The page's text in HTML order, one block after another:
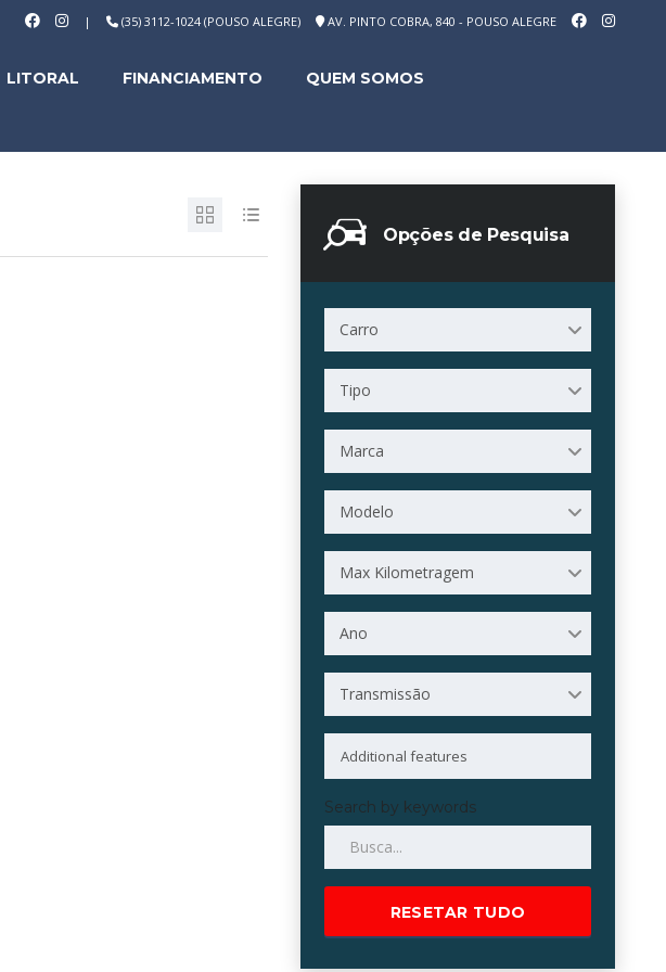
| (35) 3112-1024 (POUSO ALEGRE) AV. PINTO COBRA, 840 - POUSO ALEGRE
LITORAL FINANCIAMENTO QUEM SOMOS
Opções de Pesquisa
Carro
Tipo
Marca
Modelo
Max Kilometragem
Ano
Transmissão
Search by keywords
RESETAR TUDO